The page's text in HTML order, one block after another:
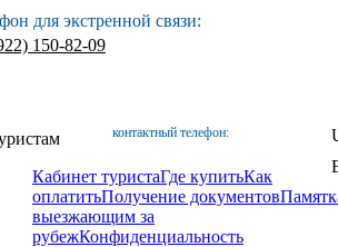
для экстренной связи:
150-82-09
контактный телефон:
Кабинет туристаГде купитьКак
оплатитьПолучение документов
выезжающим за
рубежКонфиденциальность